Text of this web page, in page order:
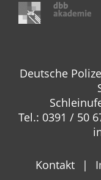
Deutsche
Tel.: 0391 / 50
Kontakt